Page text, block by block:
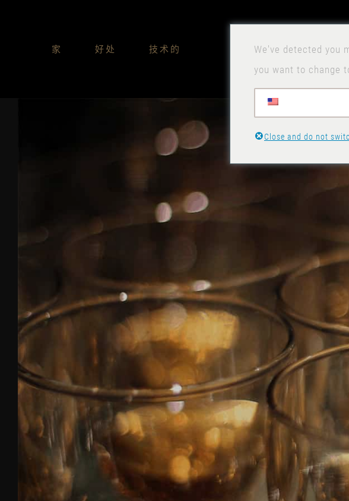
家 好处 技术的
We've detected you
you want to change
Close and do not